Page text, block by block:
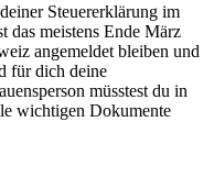
Steuererklärung im
das meistens Ende März
angemeldet bleiben und
für dich deine
müsstest du in
wichtigen Dokumente